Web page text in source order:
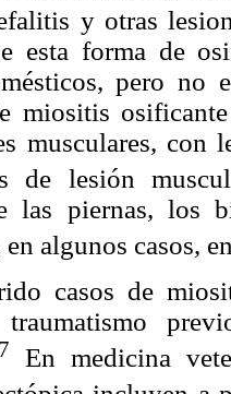
y otras
esta forma de
pero no
miositis
musculares, con
de lesión
las piernas, los
algunos casos,
casos de
En medicina